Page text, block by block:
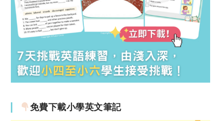
免費下載小學英文筆記